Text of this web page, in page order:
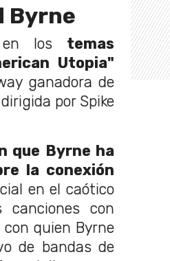
Byrne
los temas
Utopia"
ganadora de
por Spike
que Byrne ha
la conexión
en el caótico
canciones con
quien Byrne
de bandas de